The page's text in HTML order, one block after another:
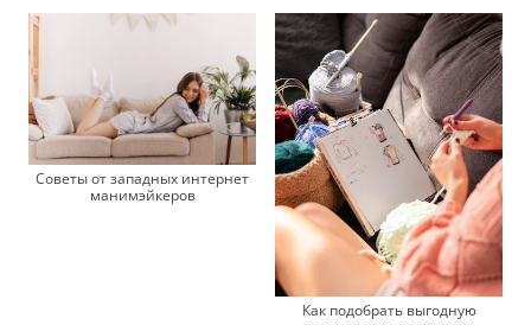
Советы от западных интернет
манимэйкеров
Как подобрать выгодную